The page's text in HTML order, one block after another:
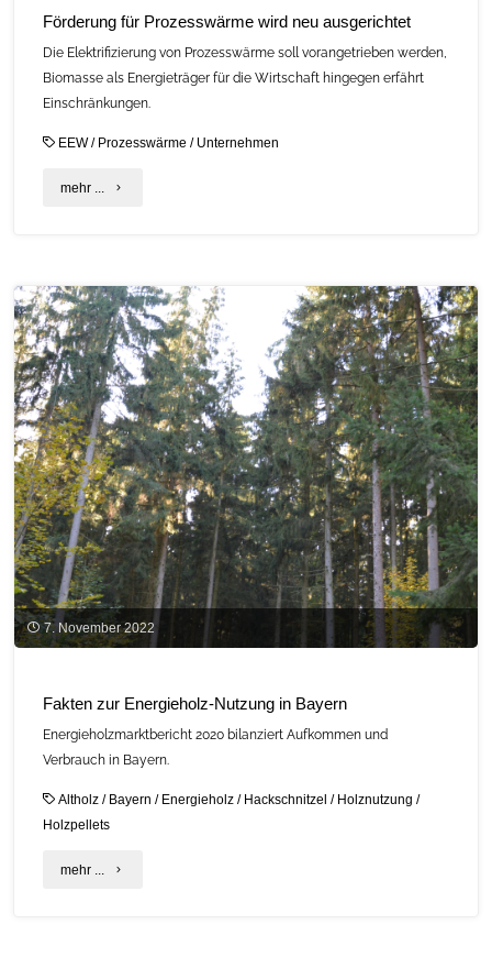
Förderung für Prozesswärme wird neu ausgerichtet
Die Elektrifizierung von Prozesswärme soll vorangetrieben werden,
Biomasse als Energieträger für die Wirtschaft hingegen erfährt
Einschränkungen.
EEW/ Prozesswärme / Unternehmen
mehr ... "Förderung
wird
neu
ausgerichtet"
7. November 2022
Fakten zur Energieholz-Nutzung in Bayern
Energieholzmarktbericht 2020 bilanziert Aufkommen und
Verbrauch in Bayern.
Altholz / Bayern / Energieholz / Hackschnitzel / Holznutzung /
Holzpellets
mehr ... "Fakten